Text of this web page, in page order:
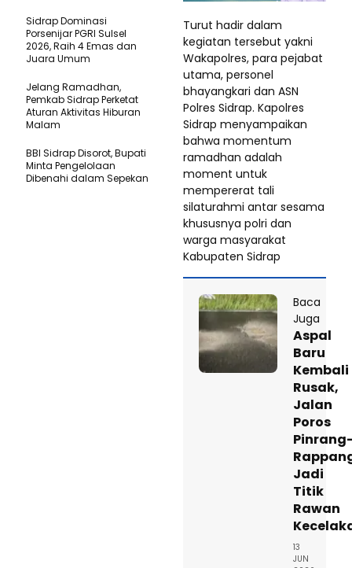
Turut hadir dalam
kegiatan tersebut yakni
Wakapolres, para pejabat
utama, personel
bhayangkari dan ASN
Polres Sidrap. Kapolres
Sidrap menyampaikan
bahwa momentum
ramadhan adalah
moment untuk
mempererat tali
silaturahmi antar sesama
khususnya polri dan
warga masyarakat
Kabupaten Sidrap
Baca
Juga
Aspal
Baru
Kembali
Rusak,
Jalan
Poros
Jadi
Titik
Rawan
13
JUN
Sidrap Dominasi
Porsenijar PGRI Sulsel
2026, Raih 4 Emas dan
Juara Umum
Jelang Ramadhan,
Pemkab Sidrap Perketat
Aturan Aktivitas Hiburan
Malam
BBI Sidrap Disorot, Bupati
Minta Pengelolaan
Dibenahi dalam Sepekan